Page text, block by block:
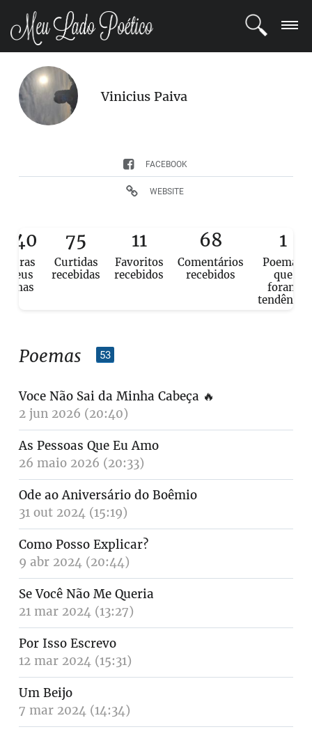
LOGIN
REGISTRO
BLOG
Vinicius Paiva
FACEBOOK
WEBSITE
seus
75
Curtidas
recebidas
11
Favoritos
recebidos
68
Comentários
recebidos
1
Poemas
que
foram
tendência
Poemas 53
Voce Não Sai da Minha Cabeça 🔥
2 jun 2026 (20:40)
As Pessoas Que Eu Amo
26 maio 2026 (20:33)
Ode ao Aniversário do Boêmio
31 out 2024 (15:19)
Como Posso Explicar?
9 abr 2024 (20:44)
Se Você Não Me Queria
21 mar 2024 (13:27)
Por Isso Escrevo
12 mar 2024 (15:31)
Um Beijo
7 mar 2024 (14:34)